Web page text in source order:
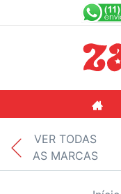
VER TODAS
AS MARCAS